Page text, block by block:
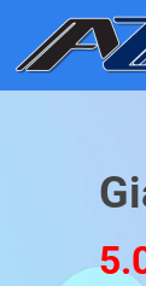
nội